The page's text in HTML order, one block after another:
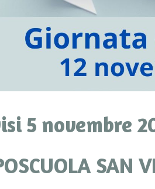
5 novembre
SAN